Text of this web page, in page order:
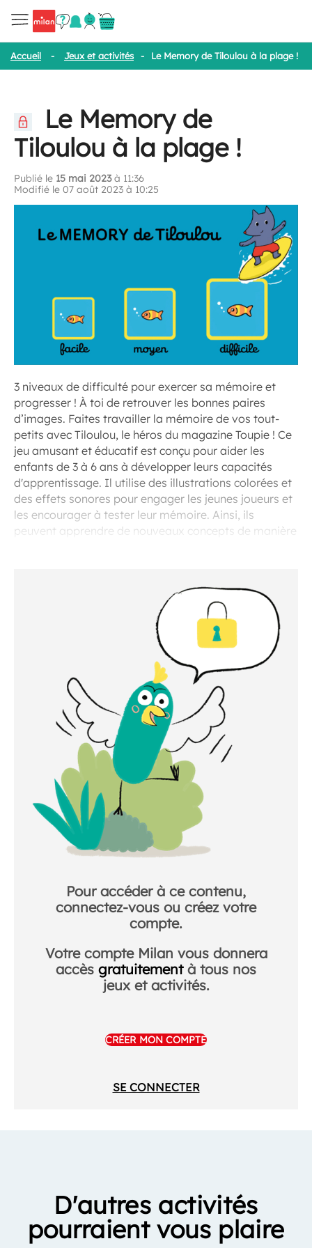
Accueil - Jeux et activités - Le Memory de Tiloulou à la plage !
Le Memory de
Tiloulou à la plage !
Publié le 15 mai 2023à 11:36
Modifié le 07 août 2023 à 10:25
3 niveaux de difficulté pour exercer sa mémoire et
progresser ! À toi de retrouver les bonnes paires
d’images. Faites travailler la mémoire de vos tout-
petits avec Tiloulou, le héros du magazine Toupie ! Ce
jeu amusant et éducatif est conçu pour aider les
enfants de 3 à 6 ans à développer leurs capacités
d'apprentissage. Il utilise des illustrations colorées et
des effets sonores pour engager les jeunes joueurs et
les encourager à tester leur mémoire. Ainsi, ils
peuvent apprendre de nouveaux concepts de manière
Pour accéder à ce contenu,
connectez-vous ou créez votre
compte.
Votre compte Milan vous donnera
accès gratuitementà tous nos
jeux et activités.
CRÉER MON COMPTE
SE CONNECTER
D'autres activités
pourraient vous plaire